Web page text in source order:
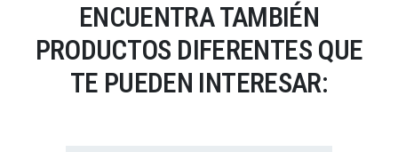
ENCUENTRA TAMBIÉN
PRODUCTOS DIFERENTES QUE
TE PUEDEN INTERESAR: